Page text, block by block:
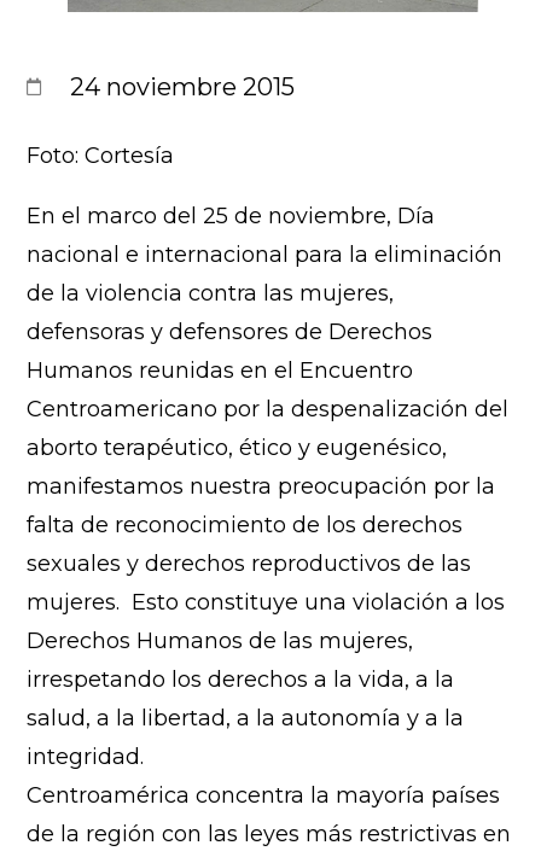
24 noviembre 2015
Foto: Cortesía
En el marco del 25 de noviembre, Día
nacional e internacional para la eliminación
de la violencia contra las mujeres,
defensoras y defensores de Derechos
Humanos reunidas en el Encuentro
Centroamericano por la despenalización del
aborto terapéutico, ético y eugenésico,
manifestamos nuestra preocupación por la
falta de reconocimiento de los derechos
sexuales y derechos reproductivos de las
mujeres. Esto constituye una violación a los
Derechos Humanos de las mujeres,
irrespetando los derechos a la vida, a la
salud, a la libertad, a la autonomía y a la
integridad.
Centroamérica concentra la mayoría países
de la región con las leyes más restrictivas en